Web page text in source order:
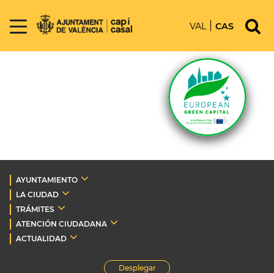
VAL CAS
AYUNTAMIENTO
LA CIUDAD
TRÁMITES
ATENCIÓN CIUDADANA
ACTUALIDAD
Desplegar